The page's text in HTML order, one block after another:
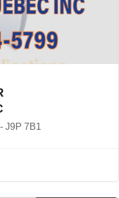
J9P 7B1